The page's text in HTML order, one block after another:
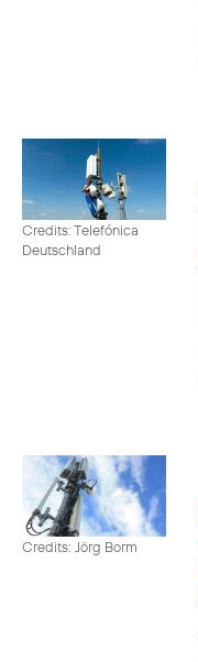
Credits: Telefónica
Deutschland
Credits: Jörg Borm